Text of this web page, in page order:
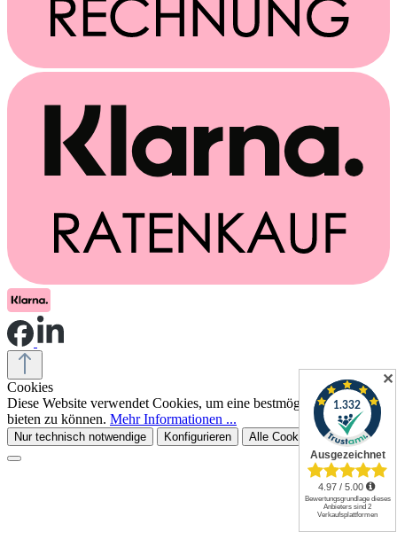
Cookies
Diese Website verwendet Cookies, um eine bestmögliche Erfahrung
bieten zu können. Mehr Informationen ...
Nur technisch notwendige Konfigurieren Alle Cookies akzeptieren
✕